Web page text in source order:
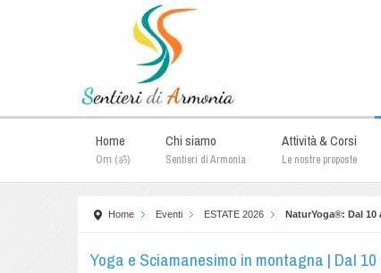
Home
Oṃ (ॐ)
Chi siamo
Sentieri di Armonia
Attività & Corsi
Le nostre proposte
Home Eventi ESTATE 2026 NaturYoga®: Dal 10
Yoga e Sciamanesimo in montagna | Dal